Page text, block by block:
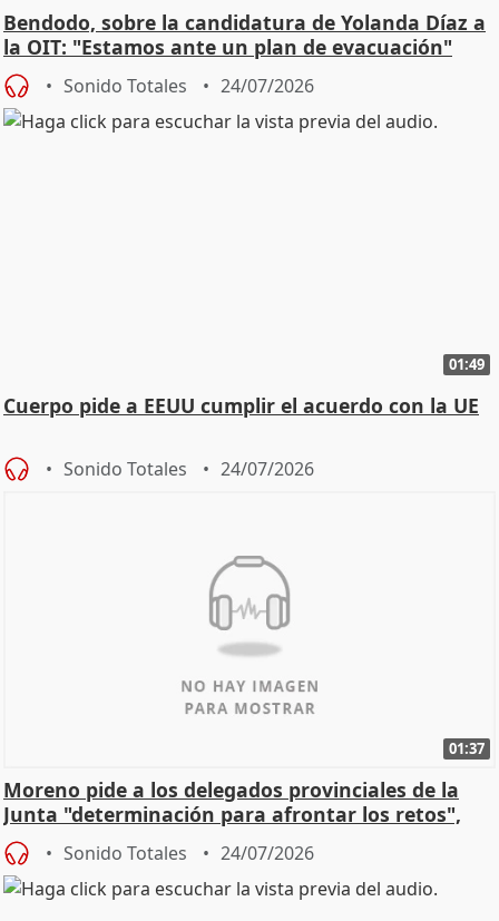
Bendodo, sobre la candidatura de Yolanda Díaz a
la OIT: "Estamos ante un plan de evacuación"
Sonido Totales 24/07/2026
01:49
Cuerpo pide a EEUU cumplir el acuerdo con la UE
Sonido Totales 24/07/2026
01:37
Moreno pide a los delegados provinciales de la
Junta "determinación para afrontar los retos",
diálog
Sonido Totales 24/07/2026